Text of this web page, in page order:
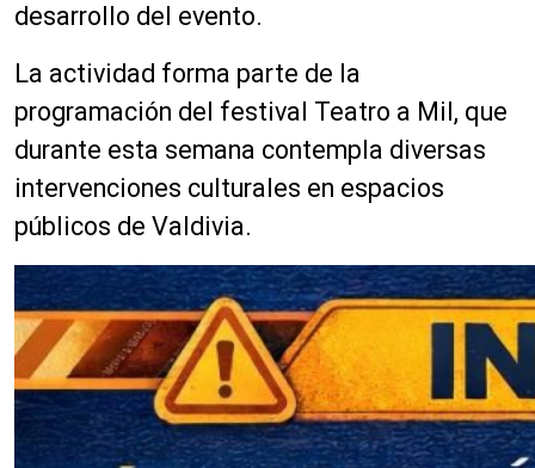
desarrollo del evento.
La actividad forma parte de la
programación del festival Teatro a Mil, que
durante esta semana contempla diversas
intervenciones culturales en espacios
públicos de Valdivia.